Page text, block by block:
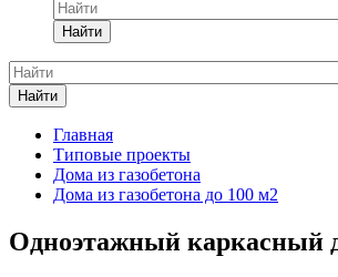
Найти
Найти
Главная
Типовые проекты
Дома из газобетона
Дома из газобетона до 100 м2
Одноэтажный каркасный